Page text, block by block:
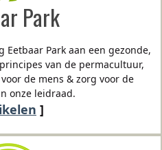
Park
Park aan een gezonde,
van de permacultuur,
de mens & zorg voor de
onze leidraad.
]